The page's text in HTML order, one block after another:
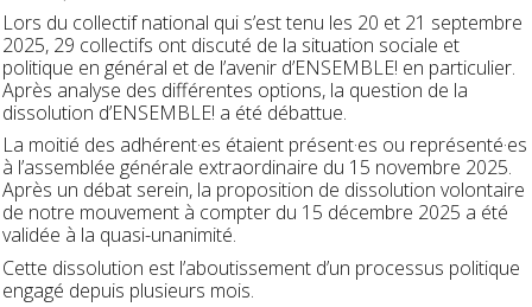
Lors du collectif national qui s’est tenu les 20 et 21 septembre
2025, 29 collectifs ont discuté de la situation sociale et
politique en général et de l’avenir d’ENSEMBLE! en particulier.
Après analyse des différentes options, la question de la
dissolution d’ENSEMBLE! a été débattue.
La moitié des adhérent·es étaient présent·es ou représenté·es
à l’assemblée générale extraordinaire du 15 novembre 2025.
Après un débat serein, la proposition de dissolution volontaire
de notre mouvement à compter du 15 décembre 2025 a été
validée à la quasi-unanimité.
Cette dissolution est l’aboutissement d’un processus politique
engagé depuis plusieurs mois.